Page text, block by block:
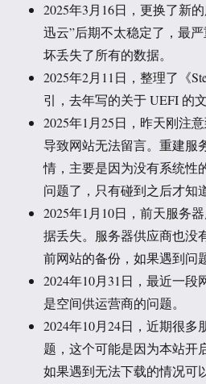
2025年3月16日，更换了新
迅云”后期不太稳定了，最
坏丢失了所有的数据。
2025年2月11日，整理了《
引，去年写的关于 UEFI 的
2025年1月25日，昨天刚注
导致网站无法留言。重建服
情，主要是因为没有系统性
问题了，只有碰到之后才知
2025年1月10日，前天服务
据丢失。服务器供应商也没
前网站的备份，如果遇到问
2024年10月31日，最近一
是空间供运营商的问题。
2024年10月24日，近期很多
题，这个可能是因为本站开
如果遇到无法下载的情况可